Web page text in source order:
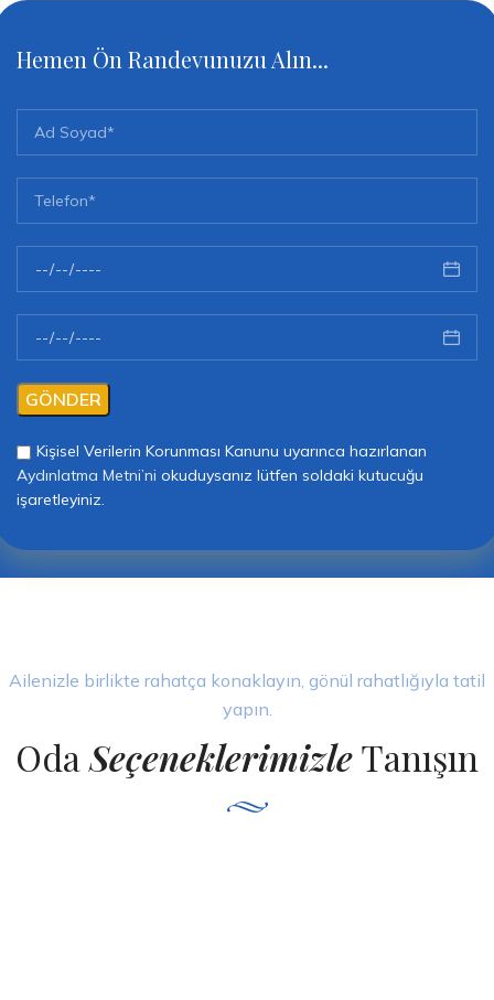
Hemen Ön Randevunuzu Alın...
Kişisel Verilerin Korunması Kanunu uyarınca hazırlanan
Aydınlatma Metni’ni okuduysanız lütfen soldaki kutucuğu
işaretleyiniz.
Ailenizle birlikte rahatça konaklayın, gönül rahatlığıyla tatil
yapın.
OdaSeçeneklerimizleTanışın